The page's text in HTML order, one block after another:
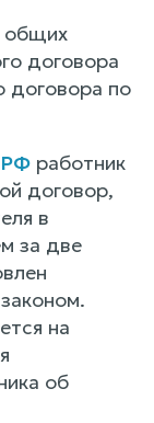
общих
договора
договора по
РФ работник
договор,
в
за две
на
об